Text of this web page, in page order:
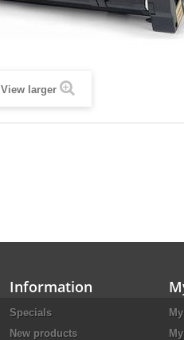
View larger
Information
Specials
New products